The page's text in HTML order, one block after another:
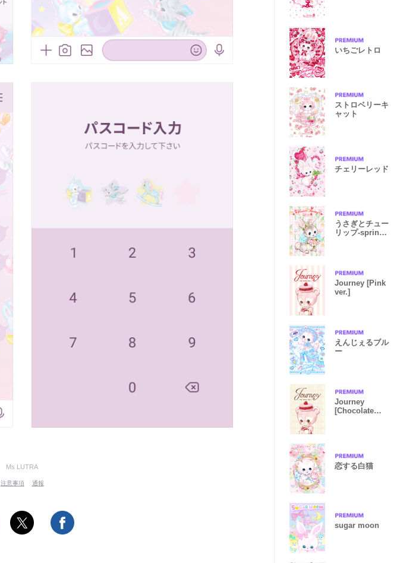
Ms LUTRA
注意事項 通報
いちごレトロ
ストロベリーキ
ャット
チェリーレッド
うさぎとチュー
リップ-spring
Journey [Pink
ver.]
えんじぇるブル
ー
Journey
[Chocolate
恋する白猫
sugar moon